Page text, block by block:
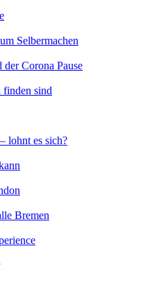
Selbermachen
Corona Pause
finden sind
lohnt es sich?
Bremen